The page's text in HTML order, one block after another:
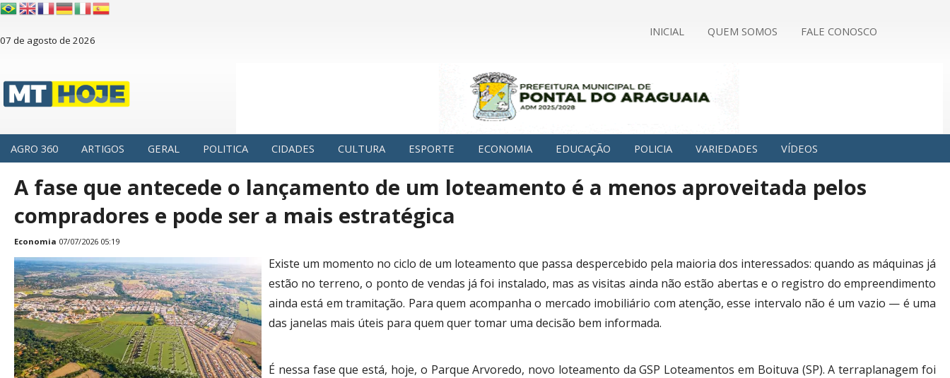
07 de agosto de 2026
INICIAL QUEM SOMOS FALE CONOSCO
AGRO 360 ARTIGOS GERAL POLITICA CIDADES CULTURA ESPORTE ECONOMIA EDUCAÇÃO POLICIA VARIEDADES VÍDEOS
A fase que antecede o lançamento de um loteamento é a menos aproveitada pelos
compradores e pode ser a mais estratégica
Economia 07/07/2026 05:19
Existe um momento no ciclo de um loteamento que passa despercebido pela maioria dos interessados: quando as máquinas já
estão no terreno, o ponto de vendas já foi instalado, mas as visitas ainda não estão abertas e o registro do empreendimento
ainda está em tramitação. Para quem acompanha o mercado imobiliário com atenção, esse intervalo não é um vazio — é uma
das janelas mais úteis para quem quer tomar uma decisão bem informada.
É nessa fase que está, hoje, o Parque Arvoredo, novo loteamento da GSP Loteamentos em Boituva (SP). A terraplanagem foi